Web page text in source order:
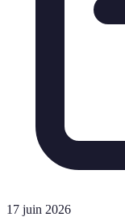
17 juin 2026